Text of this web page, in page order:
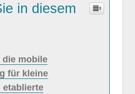
in diesem
die mobile
für kleine
etablierte